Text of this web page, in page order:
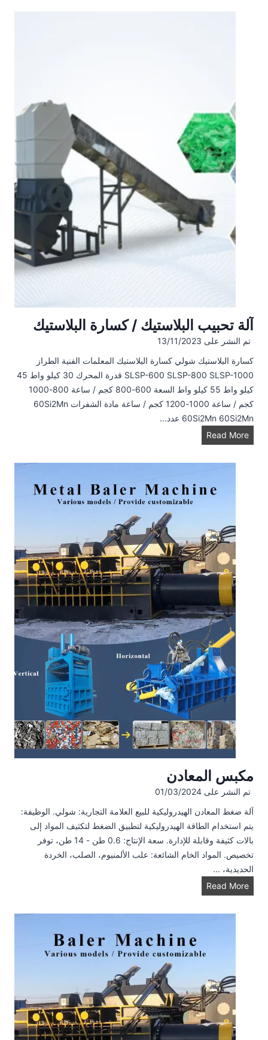
آلة تحبيب البلاستيك / كسارة البلاستيك
تم النشر على 13/11/2023
كسارة البلاستيك شولي كسارة البلاستيك المعلمات الفنية الطراز
SLSP-600 SLSP-800 SLSP-1000 قدرة المحرك 30 كيلو واط 45
كيلو واط 55 كيلو واط السعة 600-800 كجم / ساعة 800-1000
كجم / ساعة 1000-1200 كجم / ساعة مادة الشفرات 60Si2Mn
60Si2Mn 60Si2Mn عدد...
Read More
ة
ح
ب
ا
ل
ب
ل
ا
س
ت
ي
ك
/
ك
س
ا
ر
ة
ل
ب
ل
ا
س
ت
مكبس المعادن
تم النشر على 01/03/2024
آلة ضغط المعادن الهيدروليكية للبيع العلامة التجارية: شولي. الوظيفة:
يتم استخدام الطاقة الهيدروليكية لتطبيق الضغط لتكثيف المواد إلى
بالات كثيفة وقابلة للإدارة. سعة الإنتاج: 0.6 طن - 14 طن، توفر
تخصيص. المواد الخام الشائعة: علب الألمنيوم، الصلب، الخردة
الحديدية، ...
Read More
ب
ل
ع
ا
د
ن